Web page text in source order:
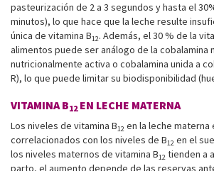
pasteurización de 2 a 3 segundos y hasta el
minutos), lo que hace que la leche resulte
única de vitamina B12. Además, el 30 % de la
alimentos puede ser análogo de la cobalamina
nutricionalmente activa o cobalamina unida a
R), lo que puede limitar su biodisponibilidad
VITAMINA B12 EN LECHE MATERNA
Los niveles de vitamina B12 en la leche materna
correlacionados con los niveles de B12 en el
los niveles maternos de vitamina B12 tienden a
parto, el aumento depende de las reservas